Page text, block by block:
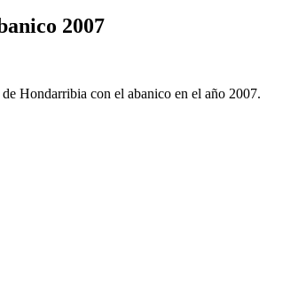
2007
Hondarribia con el abanico en el año 2007.